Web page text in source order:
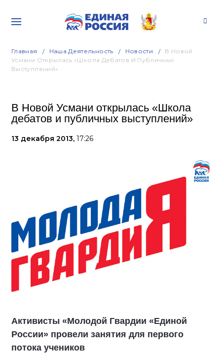
Главная Наша Деятельность Новости
В Новой
Усмани Открылась «Школа Дебатов И Публичных
Выступлений»
В Новой Усмани открылась «Школа
дебатов и публичных выступлений»
13 декабря 2013, 17:26
Активисты «Молодой Гвардии «Единой
России» провели занятия для первого
потока учеников